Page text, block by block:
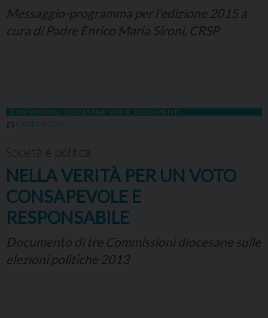
Messaggio-programma per l'edizione 2015 a
cura di Padre Enrico Maria Sironi, CRSP
COMMISSIONI DIOCESANE VARIE DOCUMENTI
8 FEBBRAIO 2013
Società e politica
NELLA VERITÀ PER UN VOTO
CONSAPEVOLE E
RESPONSABILE
Documento di tre Commissioni diocesane sulle
elezioni politiche 2013